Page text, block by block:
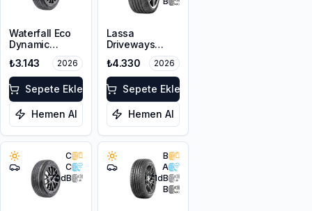
Waterfall Eco
Dynamic
205/45R17 88W
XL
₺3.143 2026
Sepete Ekle
Hemen Al
Lassa
Driveways
225/45R17 94Y
XL
₺4.330 2026
Sepete Ekle
Hemen Al
C
C
70dB
B
A
71dB
B